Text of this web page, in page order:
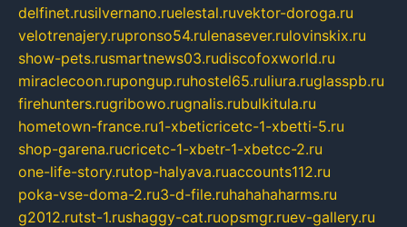
delfinet.rusilvernano.ruelestal.ruvektor-doroga.ru
velotrenajery.rupronso54.rulenasever.rulovinskix.ru
show-pets.rusmartnews03.rudiscofoxworld.ru
miraclecoon.rupongup.ruhostel65.ruliura.ruglasspb.ru
firehunters.rugribowo.rugnalis.rubulkitula.ru
hometown-france.ru1-xbeticricetc-1-xbetti-5.ru
shop-garena.rucricetc-1-xbetr-1-xbetcc-2.ru
one-life-story.rutop-halyava.ruaccounts112.ru
poka-vse-doma-2.ru3-d-file.ruhahahaharms.ru
g2012.rutst-1.rushaggy-cat.ruopsmgr.ruev-gallery.ru